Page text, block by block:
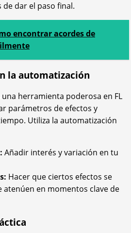
dar el paso final.
encontrar acordes de
la automatización
una herramienta poderosa en FL
parámetros de efectos y
Utiliza la automatización
Añadir interés y variación en tu
Hacer que ciertos efectos se
atenúen en momentos clave de